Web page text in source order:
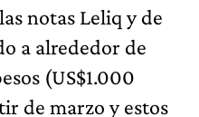
notas Leliq y de
a alrededor de
(US$1.000
de marzo y estos